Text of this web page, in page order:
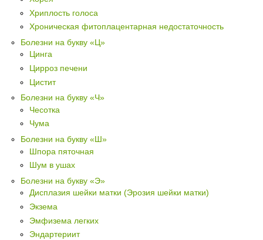
Хриплость голоса
Хроническая фитоплацентарная недостаточность
Болезни на букву «Ц»
Цинга
Цирроз печени
Цистит
Болезни на букву «Ч»
Чесотка
Чума
Болезни на букву «Ш»
Шпора пяточная
Шум в ушах
Болезни на букву «Э»
Дисплазия шейки матки (Эрозия шейки матки)
Экзема
Эмфизема легких
Эндартериит